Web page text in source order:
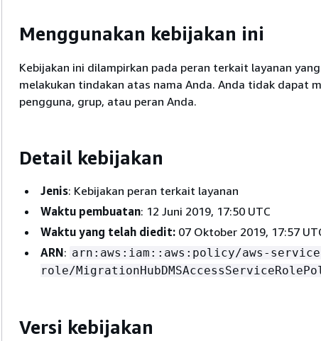
Menggunakan kebijakan ini
Kebijakan ini dilampirkan pada peran terkait layanan
melakukan tindakan atas nama Anda. Anda tidak dapat
pengguna, grup, atau peran Anda.
Detail kebijakan
Jenis: Kebijakan peran terkait layanan
Waktu pembuatan: 12 Juni 2019, 17:50 UTC
Waktu yang telah diedit: 07 Oktober 2019, 17:57
ARN: arn:aws:iam::aws:policy/aws-
role/
Versi kebijakan